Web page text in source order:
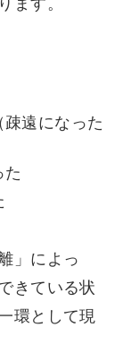
ます。
遠になった
た
」によっ
きている状
環として現